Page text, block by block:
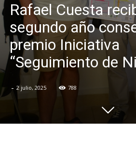
Rafael Cuesta
segundo año
premio Iniciativa
“Seguimiento de
- 2 julio, 2025 788